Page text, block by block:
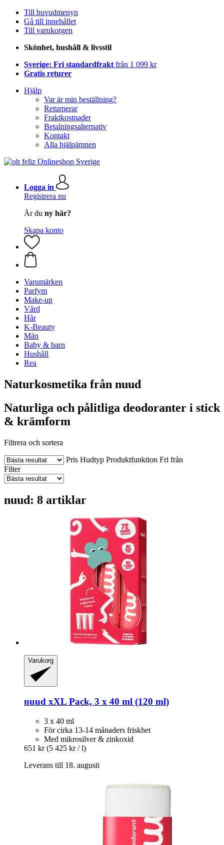
Till huvudmenyn
Gå till innehållet
Till varukorgen
Skönhet, hushåll & livsstil
Sverige: Fri standardfrakt från 1 099 kr
Gratis returer
Hjälp
Var är min beställning?
Returnerar
Fraktkostnader
Betalningsalternativ
Kontakt
Alla hjälpämnen
Logga in
Registrera nu
Är du ny här?
Skapa konto
Varumärken
Parfym
Make-up
Vård
Hår
K-Beauty
Män
Baby & barn
Hushåll
Rea
Naturkosmetika från nuud
Naturliga och pålitliga deodoranter i stick
& krämform
Filtrera och sortera
Pris Hudtyp Produktfunktion Fri från
Filter
nuud: 8 artiklar
Varukorg
nuud xXL Pack, 3 x 40 ml (120 ml)
3 x 40 ml
För cirka 13-14 månaders friskhet
Med mikrosilver & zinkoxid
651 kr (5 425 kr / l)
Leverans till 18. augusti